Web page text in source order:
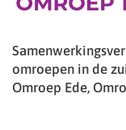
omroepen in de
Omroep Ede,